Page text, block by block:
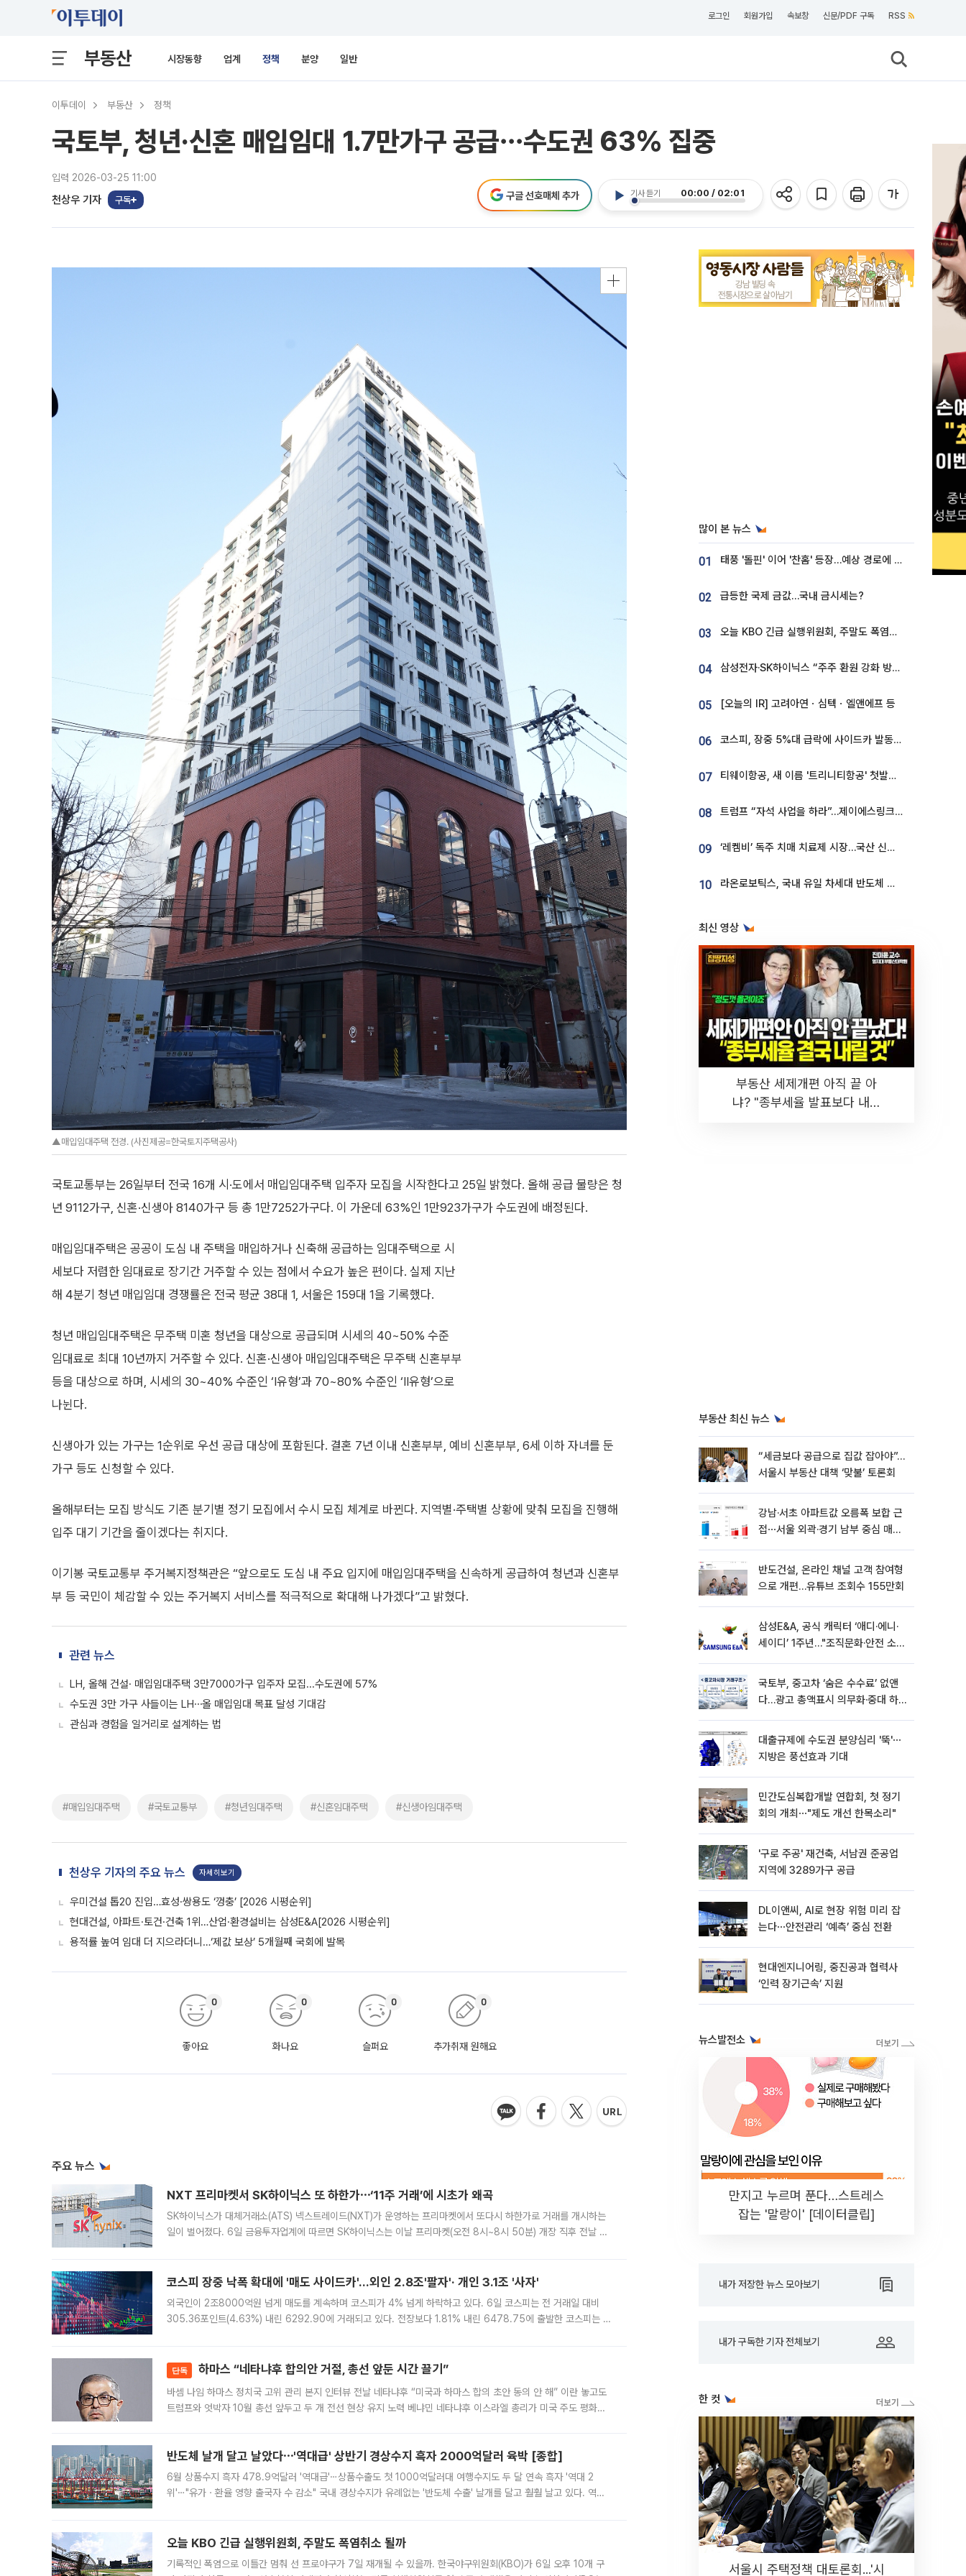
로그인 회원가입 속보창 신문/PDF 구독 RSS
부동산 시장동향 업계 정책 분양 일반
이투데이 부동산 정책
국토부, 청년·신혼 매입임대 1.7만가구 공급⋯수도권 63% 집중
입력 2026-03-25 11:00
천상우 기자 구독
기사 듣기 00:00 / 02:01
구글 선호매체 추가
▲매입임대주택 전경. (사진제공=한국토지주택공사)
국토교통부는 26일부터 전국 16개 시·도에서 매입임대주택 입주자 모집을 시작한다고 25일 밝혔다. 올해 공급 물량은 청
년 9112가구, 신혼·신생아 8140가구 등 총 1만7252가구다. 이 가운데 63%인 1만923가구가 수도권에 배정된다.
매입임대주택은 공공이 도심 내 주택을 매입하거나 신축해 공급하는 임대주택으로 시
세보다 저렴한 임대료로 장기간 거주할 수 있는 점에서 수요가 높은 편이다. 실제 지난
해 4분기 청년 매입임대 경쟁률은 전국 평균 38대 1, 서울은 159대 1을 기록했다.
청년 매입임대주택은 무주택 미혼 청년을 대상으로 공급되며 시세의 40~50% 수준
임대료로 최대 10년까지 거주할 수 있다. 신혼·신생아 매입임대주택은 무주택 신혼부부
등을 대상으로 하며, 시세의 30~40% 수준인 ‘Ⅰ유형’과 70~80% 수준인 ‘Ⅱ유형’으로
나뉜다.
신생아가 있는 가구는 1순위로 우선 공급 대상에 포함된다. 결혼 7년 이내 신혼부부, 예비 신혼부부, 6세 이하 자녀를 둔
가구 등도 신청할 수 있다.
올해부터는 모집 방식도 기존 분기별 정기 모집에서 수시 모집 체계로 바뀐다. 지역별·주택별 상황에 맞춰 모집을 진행해
입주 대기 기간을 줄이겠다는 취지다.
이기봉 국토교통부 주거복지정책관은 “앞으로도 도심 내 주요 입지에 매입임대주택을 신속하게 공급하여 청년과 신혼부
부 등 국민이 체감할 수 있는 주거복지 서비스를 적극적으로 확대해 나가겠다”고 밝혔다.
관련 뉴스
LH, 올해 건설· 매입임대주택 3만7000가구 입주자 모집...수도권에 57%
수도권 3만 가구 사들이는 LH⋯올 매입임대 목표 달성 기대감
관심과 경험을 일거리로 설계하는 법
#매입임대주택 #국토교통부 #청년임대주택 #신혼임대주택 #신생아임대주택
천상우 기자의 주요 뉴스 자세히보기
우미건설 톱20 진입…효성·쌍용도 ‘껑충’ [2026 시평순위]
현대건설, 아파트·토건·건축 1위…산업·환경설비는 삼성E&A[2026 시평순위]
용적률 높여 임대 더 지으라더니…‘제값 보상’ 5개월째 국회에 발목
좋아요
0
화나요
0
슬퍼요
0
추가취재 원해요
0
주요 뉴스
NXT 프리마켓서 SK하이닉스 또 하한가⋯‘11주 거래’에 시초가 왜곡
SK하이닉스가 대체거래소(ATS) 넥스트레이드(NXT)가 운영하는 프리마켓에서 또다시 하한가로 거래를 개시하는
일이 벌어졌다. 6일 금융투자업계에 따르면 SK하이닉스는 이날 프리마켓(오전 8시~8시 50분) 개장 직후 전날 정
코스피 장중 낙폭 확대에 '매도 사이드카'…외인 2.8조'팔자'· 개인 3.1조 '사자'
외국인이 2조8000억원 넘게 매도를 계속하며 코스피가 4% 넘게 하락하고 있다. 6일 코스피는 전 거래일 대비
305.36포인트(4.63%) 내린 6292.90에 거래되고 있다. 전장보다 1.81% 내린 6478.75에 출발한 코스피는 장
단독 하마스 “네타냐후 합의안 거절, 총선 앞둔 시간 끌기”
바셈 나임 하마스 정치국 고위 관리 본지 인터뷰 전날 네타냐후 “미국과 하마스 합의 초안 동의 안 해” 이란 놓고도
트럼프와 엇박자 10월 총선 앞두고 두 개 전선 현상 유지 노력 베냐민 네타냐후 이스라엘 총리가 미국 주도 평화위
반도체 날개 달고 날았다⋯'역대급' 상반기 경상수지 흑자 2000억달러 육박 [종합]
6월 상품수지 흑자 478.9억달러 '역대급'⋯상품수출도 첫 1000억달러대 여행수지도 두 달 연속 흑자 '역대 2
위'⋯"유가ㆍ환율 영향 출국자 수 감소" 국내 경상수지가 유례없는 '반도체 수출' 날개를 달고 훨훨 날고 있다. 역대
오늘 KBO 긴급 실행위원회, 주말도 폭염취소 될까
기록적인 폭염으로 이틀간 멈춰 선 프로야구가 7일 재개될 수 있을까. 한국야구위원회(KBO)가 6일 오후 10개 구
많이 본 뉴스
01 태풍 '돌핀' 이어 '찬홈' 등장…예상 경로에 한국 '한숨'
02 급등한 국제 금값…국내 금시세는?
03 오늘 KBO 긴급 실행위원회, 주말도 폭염취소 될까
04 삼성전자·SK하이닉스 “주주 환원 강화 방안 마련”
05 [오늘의 IR] 고려아연ㆍ심텍ㆍ엘앤에프 등
06 코스피, 장중 5%대 급락에 사이드카 발동…삼성·SK 동반 폭락
07 티웨이항공, 새 이름 '트리니티항공' 첫발…SSC 전략 본격화
08 트럼프 “자석 사업을 하라”…제이에스링크, 비중국 영구자석 공급망 구축 속도
09 ‘레켐비’ 독주 치매 치료제 시장…국산 신약 등장하나
10 라온로보틱스, 국내 유일 차세대 반도체 공정 로봇 개발 ‘고객사 테스트 진행’
최신 영상
부동산 세제개편 아직 끝 아
냐? "종부세율 발표보다 내릴
부동산 최신 뉴스
“세금보다 공급으로 집값 잡아야”…
서울시 부동산 대책 ‘맞불’ 토론회
강남·서초 아파트값 오름폭 보합 근
접⋯서울 외곽·경기 남부 중심 매수
반도건설, 온라인 채널 고객 참여형
으로 개편…유튜브 조회수 155만회
삼성E&A, 공식 캐릭터 ‘애디·에니·
세이디’ 1주년…"조직문화·안전 소통
국토부, 중고차 ‘숨은 수수료’ 없앤
다…광고 총액표시 의무화·중대 하
대출규제에 수도권 분양심리 '뚝'⋯
지방은 풍선효과 기대
민간도심복합개발 연합회, 첫 정기
회의 개최⋯"제도 개선 한목소리"
'구로 주공' 재건축, 서남권 준공업
지역에 3289가구 공급
DL이앤씨, AI로 현장 위험 미리 잡
는다⋯안전관리 ‘예측’ 중심 전환
현대엔지니어링, 중진공과 협력사
‘인력 장기근속’ 지원
뉴스발전소
만지고 누르며 푼다…스트레스
잡는 '말랑이' [데이터클립]
내가 저장한 뉴스 모아보기
내가 구독한 기자 전체보기
한 컷
서울시 주택정책 대토론회...'시